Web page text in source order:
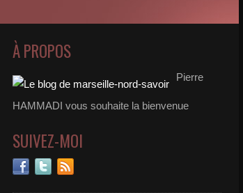
À PROPOS
Pierre
HAMMADI vous souhaite la bienvenue
SUIVEZ-MOI